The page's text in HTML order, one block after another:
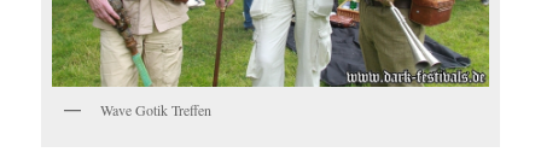
Wave Gotik Treffen